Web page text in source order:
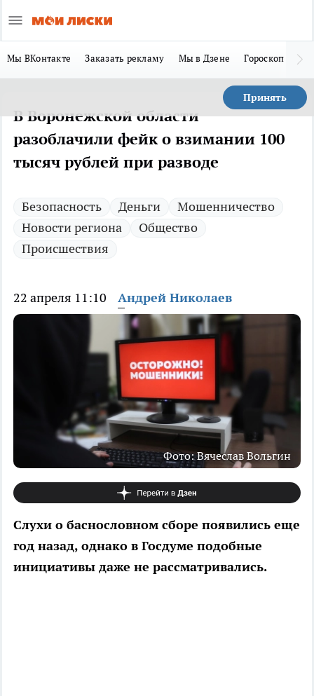
Мы ВКонтакте Заказать рекламу Мы в Дзене Гороскоп
Принять
В Воронежской области
разоблачили фейк о взимании 100
тысяч рублей при разводе
Безопасность Деньги
Мошенничество
Новости региона
Общество
Происшествия
22 апреля 11:10 Андрей Николаев
Фото: Вячеслав Вольгин
Слухи о баснословном сборе появились еще
год назад, однако в Госдуме подобные
инициативы даже не рассматривались.